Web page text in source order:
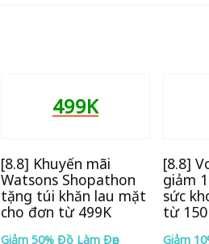
499K
[8.8] Khuyến mãi
Watsons Shopathon
tặng túi khăn lau mặt
cho đơn từ 499K
Giảm 50% Đồ Làm Đẹp
[8.8]
giảm
sức
từ
Giảm